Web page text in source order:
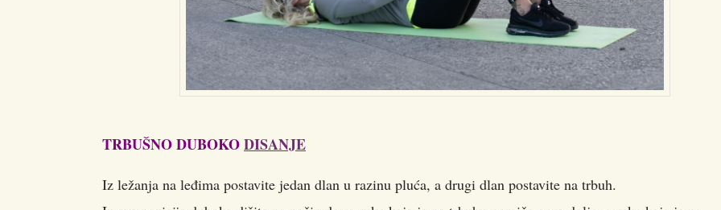
TRBUŠNO DUBOKODISANJE
Iz ležanja na leđima postavite jedan dlan u razinu pluća, a drugi dlan postavite na trbuh.